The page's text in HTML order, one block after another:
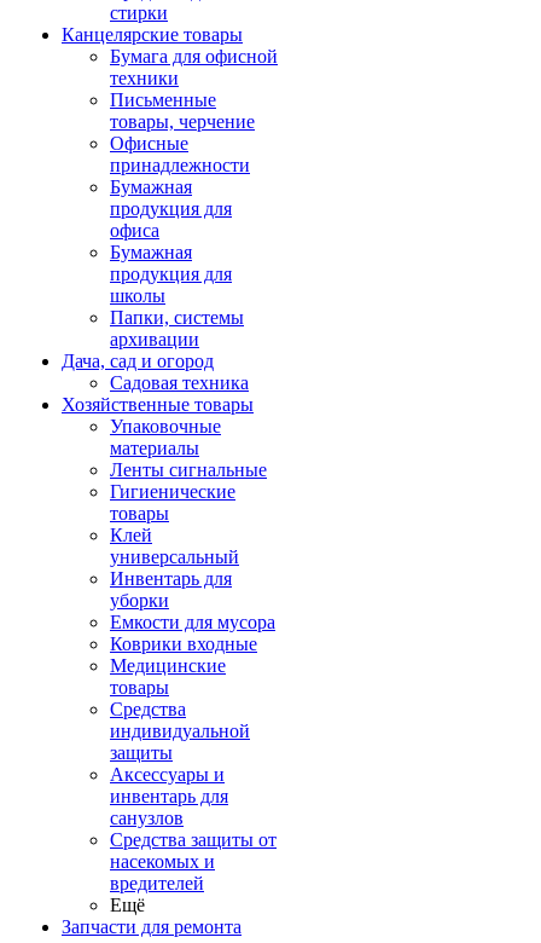
стирки
Канцелярские товары
Бумага для офисной
техники
Письменные
товары, черчение
Офисные
принадлежности
Бумажная
продукция для
офиса
Бумажная
продукция для
школы
Папки, системы
архивации
Дача, сад и огород
Садовая техника
Хозяйственные товары
Упаковочные
материалы
Ленты сигнальные
Гигиенические
товары
Клей
универсальный
Инвентарь для
уборки
Емкости для мусора
Коврики входные
Медицинские
товары
Средства
индивидуальной
защиты
Аксессуары и
инвентарь для
санузлов
Средства защиты от
насекомых и
вредителей
Ещё
Запчасти для ремонта